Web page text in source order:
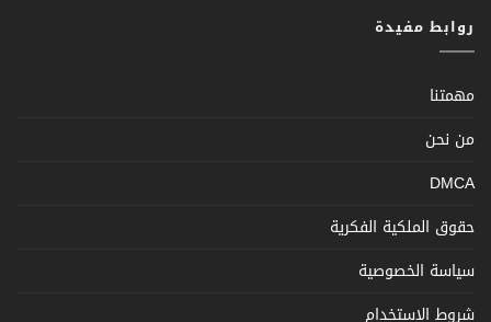
روابط مفيدة
مهمتنا
من نحن
DMCA
حقوق الملكية الفكرية
سياسة الخصوصية
شروط الإستخدام